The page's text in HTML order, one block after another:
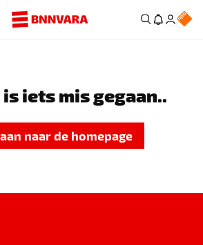
is iets mis gegaan..
naar de homepage